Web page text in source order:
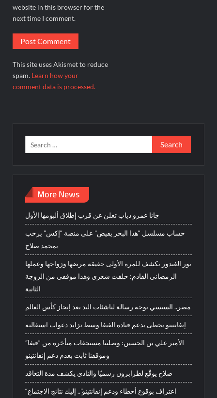
website in this browser for the
next time I comment.
This site uses Akismet to reduce
spam. Learn how your
comment data is processed.
Search
for:
More News
جانا عمرو دياب تعلن عن قرب إطلاق ألبومها الأول
حساب مسلسل “هذا البحر يفيض” على منصة “إكس” يرحب
بمحمد صلاح
نور الغندور تكشف للمرة الأولى حقيقة مرضها وزواجها وعملها
الرمضاني القادم: حلقت شعري وهذا موقفي من الزوجة
الثانية
مصر.. السيسي يوجه رسالة لناشئات اليد بعد إنجاز كأس العالم
إنفانتينو يحظى بدعم قيادة الفيفا وسط تزايد دعوات استقالته
الأمير علي بن الحسين: وصلتنا مستحقات متأخرة من “فيفا”
وموقفنا ثابت بعدم دعم إنفانتينو
صلاح يوقّع لطرابزون رسميًا والنادي يكشف مدة التعاقد
“اعتراف بوقوع أخطاء ودعم إنفانتينو”.. إليك نتائج الاجتماع